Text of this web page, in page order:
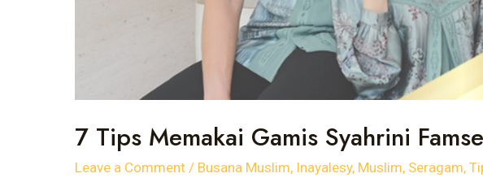
7 Tips Memakai Gamis Syahrini
Leave a Comment / Busana Muslim, Inayalesy, Muslim, Seragam,